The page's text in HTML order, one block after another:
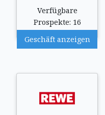
Verfügbare
Prospekte: 16
Geschäft anzeigen